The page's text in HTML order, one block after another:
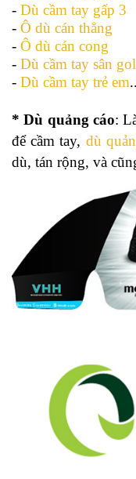
- Dù cầm tay gấp 3
- Ô dù cán thẳng
- Ô dù cán cong
- Dù cầm tay sân
- Dù cầm tay trẻ em
* Dù quảng cáo:
để cầm tay, dù
dù, tán rộng, và